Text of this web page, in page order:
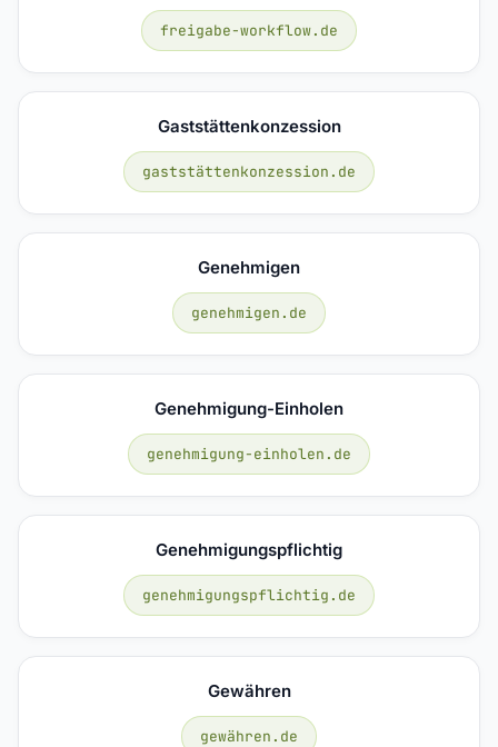
freigabe-workflow.de
Gaststättenkonzession
gaststättenkonzession.de
Genehmigen
genehmigen.de
Genehmigung-Einholen
genehmigung-einholen.de
Genehmigungspflichtig
genehmigungspflichtig.de
Gewähren
gewähren.de